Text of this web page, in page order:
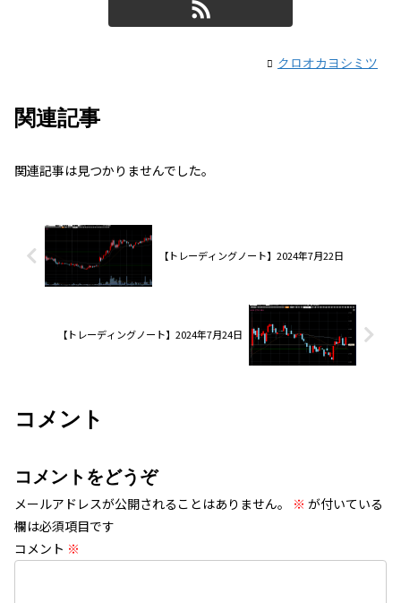
クロオカヨシミツ
関連記事
関連記事は見つかりませんでした。
【トレーディングノート】2024年7月22日
【トレーディングノート】2024年7月24日
コメント
コメントをどうぞ
メールアドレスが公開されることはありません。 ※ が付いている
欄は必須項目です
コメント ※